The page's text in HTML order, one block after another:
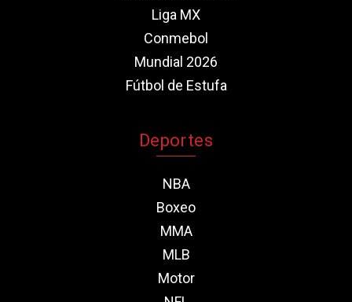
Liga MX
Conmebol
Mundial 2026
Fútbol de Estufa
Deportes
NBA
Boxeo
MMA
MLB
Motor